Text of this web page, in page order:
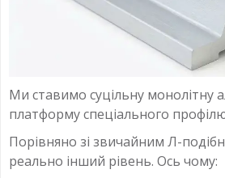
Ми ставимо суцільну монолітну
платформу спеціального
Порівняно зі звичайним Л-
реально інший рівень. Ось чому: